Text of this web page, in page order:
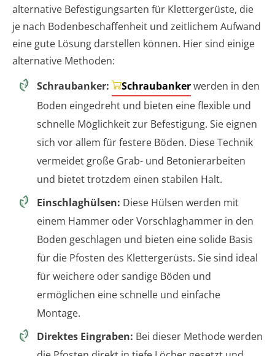
alternative Befestigungsarten für Klettergerüste, die
je nach Bodenbeschaffenheit und zeitlichem Aufwand
eine gute Lösung darstellen können. Hier sind einige
alternative Methoden:
Schraubanker:
Schraubankerwerden in den
Boden eingedreht und bieten eine flexible und
schnelle Möglichkeit zur Befestigung. Sie eignen
sich vor allem für festere Böden. Diese Technik
vermeidet große Grab- und Betonierarbeiten
und bietet trotzdem einen stabilen Halt.
Einschlaghülsen: Diese Hülsen werden mit
einem Hammer oder Vorschlaghammer in den
Boden geschlagen und bieten eine solide Basis
für die Pfosten des Klettergerüsts. Sie sind ideal
für weichere oder sandige Böden und
ermöglichen eine schnelle und einfache
Montage.
Direktes Eingraben: Bei dieser Methode werden